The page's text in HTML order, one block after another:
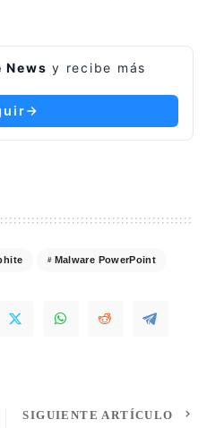
News y recibe más
Malware PowerPoint
SIGUIENTE ARTÍCULO